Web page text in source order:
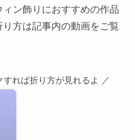
ン飾りにおすすめの作品
方は記事内の動画をご覧
すれば折り方が見れるよ ／